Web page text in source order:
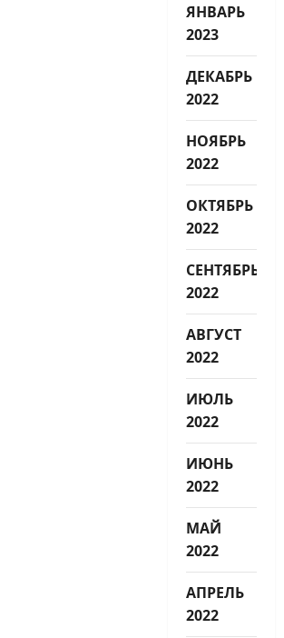
ЯНВАРЬ
2023
ДЕКАБРЬ
2022
НОЯБРЬ
2022
ОКТЯБРЬ
2022
СЕНТЯБРЬ
2022
АВГУСТ
2022
ИЮЛЬ
2022
ИЮНЬ
2022
МАЙ
2022
АПРЕЛЬ
2022